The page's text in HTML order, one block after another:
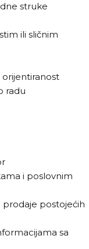
struke
ili sličnim
orijentiranost
radu
i poslovnim
prodaje postojećih
sa